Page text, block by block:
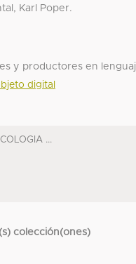
Karl Poper.
y productores en
digital
...
colección(ones)